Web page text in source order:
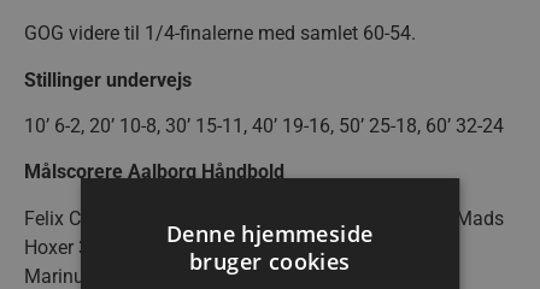
GOG videre til 1/4-finalerne med samlet 60-54.
Stillinger undervejs
10’ 6-2, 20’ 10-8, 30’ 15-11, 40’ 19-16, 50’ 25-18, 60’ 32-24
Målscorere Aalborg Håndbold
Felix Claar 6, Victor Kløve 5, Benjamin Jakobsen 4, Mads
Hoxer 3, Henrik Møllgaard 2, Sebastian Barthold 2,
Marinus Munk 1, Buster Juul 1
Denne hjemmeside
bruger cookies